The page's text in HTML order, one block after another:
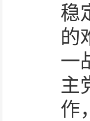
稳
的
一
主
作